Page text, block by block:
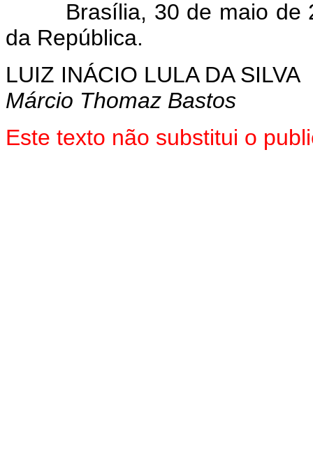
Brasília, 30 de maio de
da República.
LUIZ INÁCIO LULA DA SILVA
Márcio Thomaz Bastos
Este texto não substitui o